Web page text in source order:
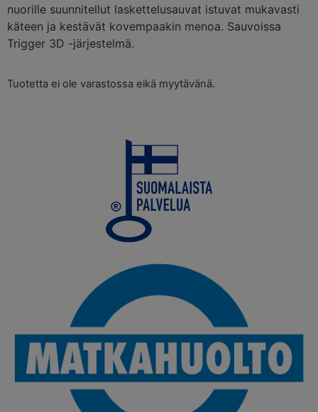
nuorille suunnitellut laskettelusauvat istuvat mukavasti
käteen ja kestävät kovempaakin menoa. Sauvoissa
Trigger 3D -järjestelmä.
Tuotetta ei ole varastossa eikä myytävänä.